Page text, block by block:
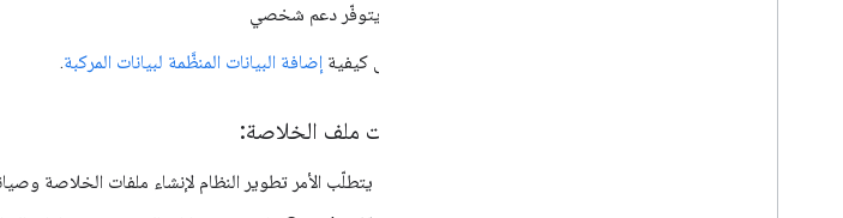
لا يتوفّر دعم شخصي
تعرَّف على كيفية إضافة البيانات المنظَّمة لبيانات المركبة.
تحميلات ملف الخلاصة:
قد يتطلّب الأمر تطوير النظام لإنشاء ملفات الخلاصة